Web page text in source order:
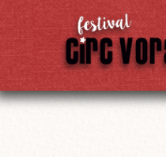
Skip
to
content